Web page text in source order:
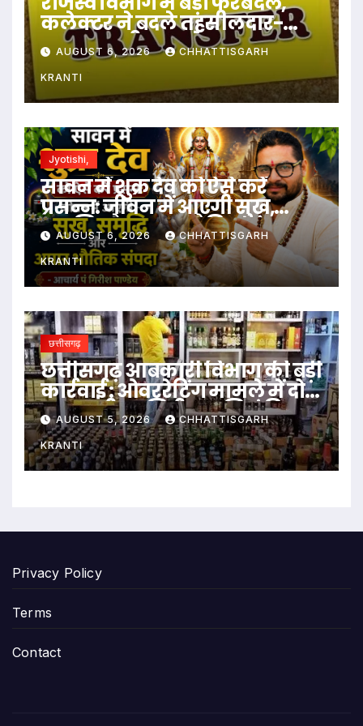
कलेक्टर ने बदले तहसीलदार-
नायब तहसीलदार के प्रभार
AUGUST 6, 2026 CHHATTISGARH
KRANTI
Jyotishi,
सावन में शुक्र देव को ऐसे करें
प्रसन्न: जीवन में आएगी सुख,
समृद्धि और अपार भौतिक संपदा
AUGUST 6, 2026 CHHATTISGARH
KRANTI
छत्तीसगढ़
छत्तीसगढ़ आबकारी विभाग की बड़ी
कार्रवाई : ओवररेटिंग मामले में दो
आबकारी उप निरीक्षक निलंबित
AUGUST 5, 2026 CHHATTISGARH
KRANTI
Privacy Policy
Terms
Contact